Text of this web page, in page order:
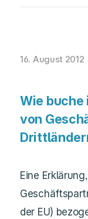
16. August 2012
Wie buche
von
Eine
der EU)